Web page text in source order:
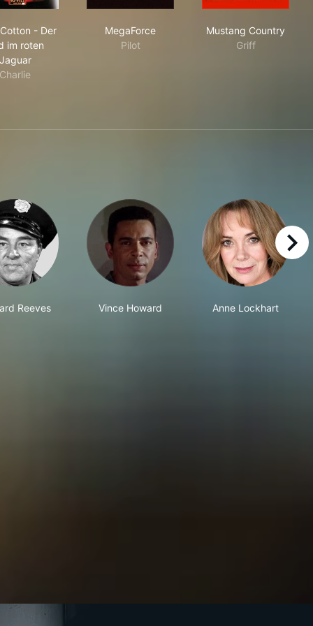
- Der
im roten
Jaguar
Charlie
MegaForce
Pilot
Mustang Country
Griff
Reeves Vince Howard Anne Lockhart
right